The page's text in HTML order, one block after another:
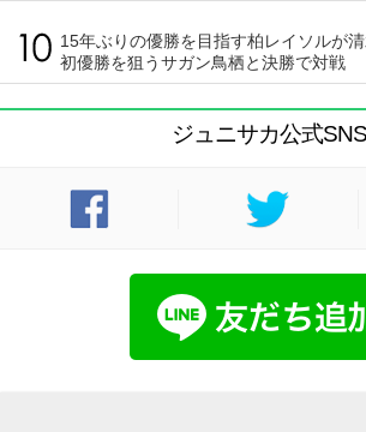
15年ぶりの優勝を目指す柏レイソルが
初優勝を狙うサガン鳥栖と決勝で対戦
ジュニサカ公式SNS